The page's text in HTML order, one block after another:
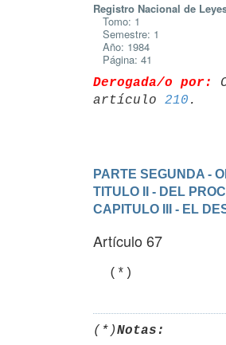
Registro Nacional de
Tomo: 1
Semestre: 1
Año: 1984
Página: 41
Derogada/o por:
artículo 210
PARTE SEGUNDA -
TITULO II - DEL
CAPITULO III - EL
Artículo 67
  (*)
(*)Notas: